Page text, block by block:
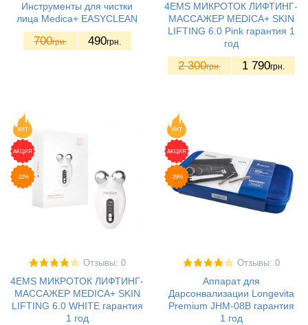
Инструменты для чистки
лица Medica+ EASYCLEAN
700грн. 490грн.
4EMS МИКРОТОК ЛИФТИНГ-
МАССАЖЕР MEDICA+ SKIN
LIFTING 6.0 Pink гарантия 1
год
2 300грн. 1 790грн.
ХИТ
АКЦИЯ
-22%
Отзывы: 0
4EMS МИКРОТОК ЛИФТИНГ-
МАССАЖЕР MEDICA+ SKIN
LIFTING 6.0 WHITE гарантия
1 год
ХИТ
АКЦИЯ
-29%
Отзывы: 0
Аппарат для
Дарсонвализации Longevita
Premium JHM-08B гарантия
1 год